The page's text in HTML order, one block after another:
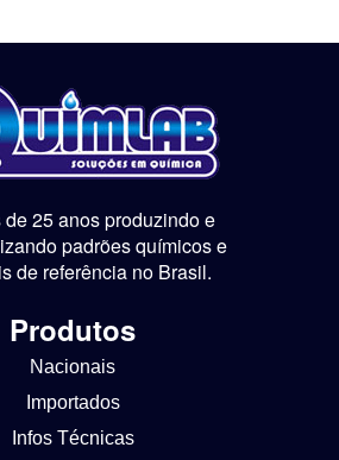
de 25 anos produzindo e
padrões químicos e
de referência no Brasil.
Produtos
Nacionais
Importados
Infos Técnicas